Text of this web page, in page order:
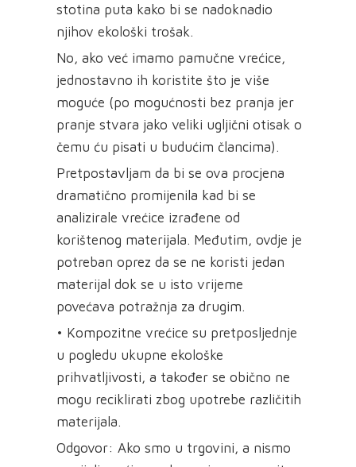
stotina puta kako bi se nadoknadio
njihov ekološki trošak.
No, ako već imamo pamučne vrećice,
jednostavno ih koristite što je više
moguće (po mogućnosti bez pranja jer
pranje stvara jako veliki ugljični otisak o
čemu ću pisati u budućim člancima).
Pretpostavljam da bi se ova procjena
dramatično promijenila kad bi se
analizirale vrećice izrađene od
korištenog materijala. Međutim, ovdje je
potreban oprez da se ne koristi jedan
materijal dok se u isto vrijeme
povećava potražnja za drugim.
• Kompozitne vrećice su pretposljednje
u pogledu ukupne ekološke
prihvatljivosti, a također se obično ne
mogu reciklirati zbog upotrebe različitih
materijala.
Odgovor: Ako smo u trgovini, a nismo